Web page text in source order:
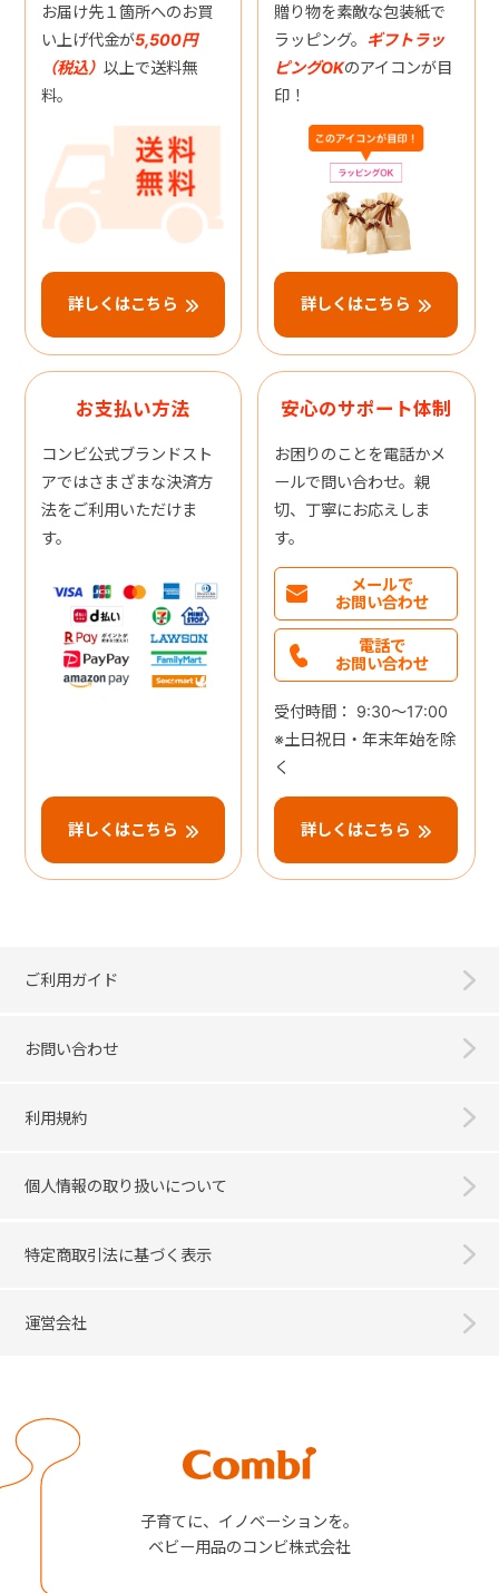
お届け先１箇所へのお買
い上げ代金が5,500円
（税込） 以上で送料無
料。
詳しくはこちら
贈り物を素敵な包装紙で
ラッピング。 ギフトラッ
ピングOKのアイコンが目
印！
詳しくはこちら
お支払い方法
コンビ公式ブランドスト
アではさまざまな決済方
法をご利用いただけま
す。
詳しくはこちら
安心のサポート体制
お困りのことを電話かメ
ールで問い合わせ。親
切、丁寧にお応えしま
す。
メールで
お問い合わせ
電話で
お問い合わせ
受付時間： 9:30～17:00
※土日祝日・年末年始を除
く
詳しくはこちら
ご利用ガイド
お問い合わせ
利用規約
個人情報の取り扱いについて
特定商取引法に基づく表示
運営会社
子育てに、イノベーションを。
ベビー用品のコンビ株式会社